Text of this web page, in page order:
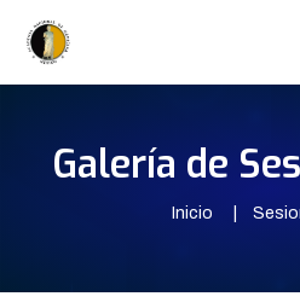
Galería de
Inicio